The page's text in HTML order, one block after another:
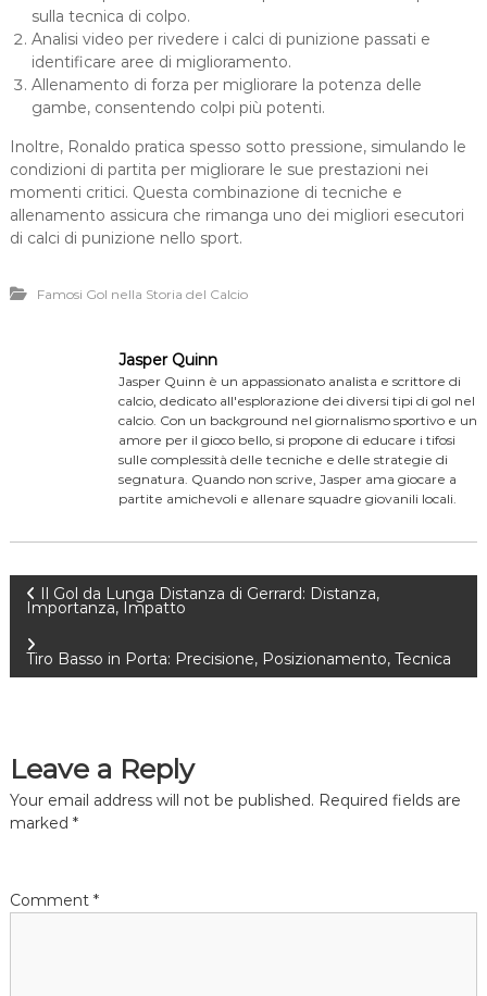
sulla tecnica di colpo.
Analisi video per rivedere i calci di punizione passati e
identificare aree di miglioramento.
Allenamento di forza per migliorare la potenza delle
gambe, consentendo colpi più potenti.
Inoltre, Ronaldo pratica spesso sotto pressione, simulando le
condizioni di partita per migliorare le sue prestazioni nei
momenti critici. Questa combinazione di tecniche e
allenamento assicura che rimanga uno dei migliori esecutori
di calci di punizione nello sport.
Famosi Gol nella Storia del Calcio
Jasper Quinn
Jasper Quinn è un appassionato analista e scrittore di
calcio, dedicato all'esplorazione dei diversi tipi di gol nel
calcio. Con un background nel giornalismo sportivo e un
amore per il gioco bello, si propone di educare i tifosi
sulle complessità delle tecniche e delle strategie di
segnatura. Quando non scrive, Jasper ama giocare a
partite amichevoli e allenare squadre giovanili locali.
P
o
n
v
Il Gol da Lunga Distanza di Gerrard: Distanza,
Importanza, Impatto
Tiro Basso in Porta: Precisione, Posizionamento, Tecnica
Leave a Reply
Your email address will not be published. Required fields are
marked *
Comment *